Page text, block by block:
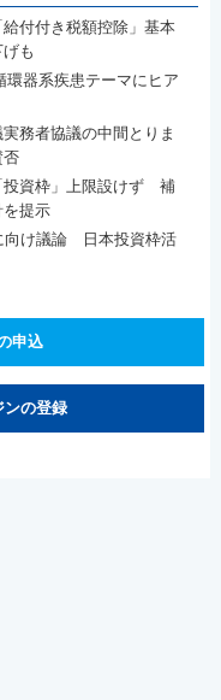
付付き税額控除」基本
も
器系疾患テーマにヒア
務者協議の中間とりま
投資枠」上限設けず 補
提示
向け議論 日本投資枠活
申込
ンの登録